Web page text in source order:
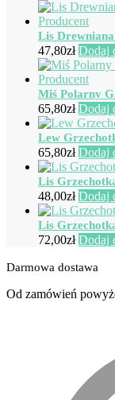
Lis
47,80zł Dodaj
Miś Polarny
65,80zł Dodaj
Lew
65,80zł Dodaj
Lis
48,00zł Dodaj
Lis
72,00zł Dodaj
Darmowa dostawa
Od zamówień